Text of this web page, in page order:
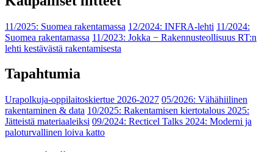
11/2025: Suomea rakentamassa 12/2024: INFRA-lehti 11/2024:
Suomea rakentamassa 11/2023: Jokka − Rakennusteollisuus RT:n
lehti kestävästä rakentamisesta
Tapahtumia
Urapolkuja-oppilaitoskiertue 2026-2027 05/2026: Vähähiilinen
rakentaminen & data 10/2025: Rakentamisen kiertotalous 2025:
Jätteistä materiaaleiksi 09/2024: Recticel Talks 2024: Moderni ja
paloturvallinen loiva katto